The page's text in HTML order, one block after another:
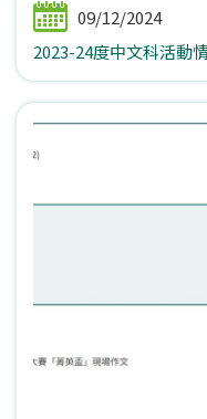
09/12/2024
2023-24度中文科活動